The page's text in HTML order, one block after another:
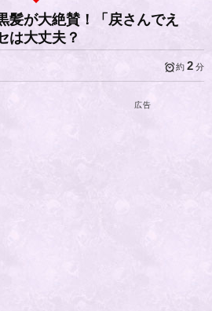
髪が大絶賛！「戻さんでえ
は大丈夫？
約 2 分
広告